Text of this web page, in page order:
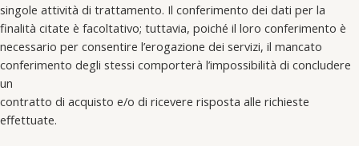
singole attività di trattamento. Il conferimento dei dati per la
finalità citate è facoltativo; tuttavia, poiché il loro conferimento è
necessario per consentire l’erogazione dei servizi, il mancato
conferimento degli stessi comporterà l’impossibilità di concludere
un
contratto di acquisto e/o di ricevere risposta alle richieste
effettuate.